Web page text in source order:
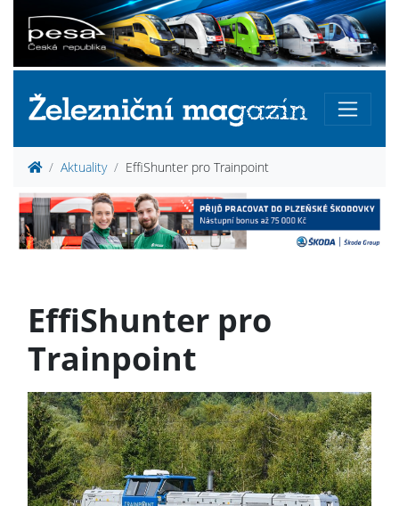
Aktuality EffiShunter pro Trainpoint
EffiShunter pro
Trainpoint